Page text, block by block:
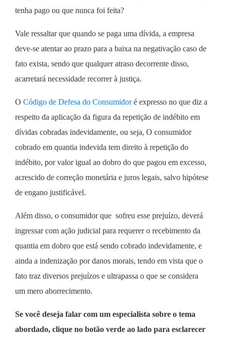
tenha pago ou que nunca foi feita?
Vale ressaltar que quando se paga uma dívida, a empresa
deve-se atentar ao prazo para a baixa na negativação caso de
fato exista, sendo que qualquer atraso decorrente disso,
acarretará necessidade recorrer à justiça.
O Código de Defesa do Consumidoré expresso no que diz a
respeito da aplicação da figura da repetição de indébito em
dívidas cobradas indevidamente, ou seja, O consumidor
cobrado em quantia indevida tem direito à repetição do
indébito, por valor igual ao dobro do que pagou em excesso,
acrescido de correção monetária e juros legais, salvo hipótese
de engano justificável.
Além disso, o consumidor que sofreu esse prejuízo, deverá
ingressar com ação judicial para requerer o recebimento da
quantia em dobro que está sendo cobrado indevidamente, e
ainda a indenização por danos morais, tendo em vista que o
fato traz diversos prejuízos e ultrapassa o que se considera
um mero aborrecimento.
Se você deseja falar com um especialista sobre o tema
abordado, clique no botão verde ao lado para esclarecer